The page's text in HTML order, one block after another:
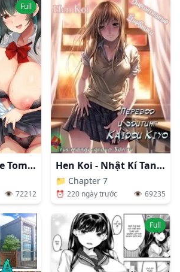
Full
Jimoto No Hame Tomo. "kinjo No Niransei Futago C, U"
👁️ 72212
Hen Koi - Nhật Kí Tan Trường [Hen Koi - The After School Diary, The Secret Love At Dust]
📁 Chapter 7
⏰ 220 ngày trước 👁️ 69235
Full